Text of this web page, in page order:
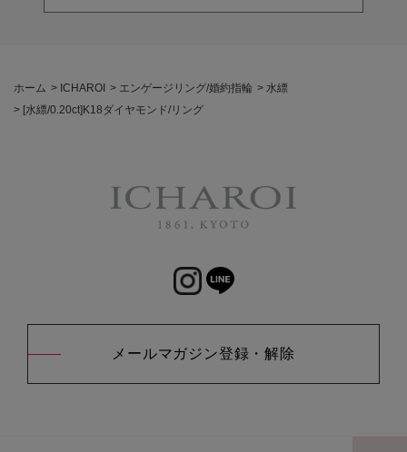
ホーム > ICHAROI > エンゲージリング/婚約指輪 > 水縹
> [水縹/0.20ct]K18ダイヤモンド/リング
メールマガジン登録・解除